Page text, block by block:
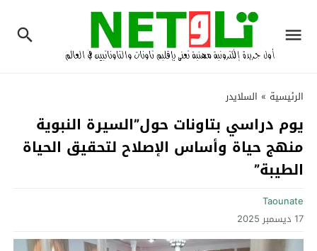
الرئيسية » السلايدر
يوم دراسي بتاونات حول”السيرة النبوية
منهج حياة وأساس الإصلاح لتحقيق الحياة
الطيبة”‎
Taounate
17 ديسمبر 2025